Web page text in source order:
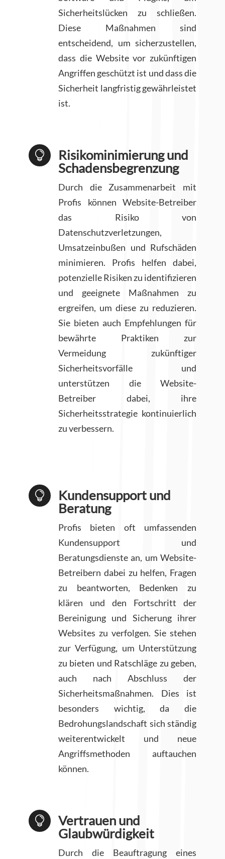
Sicherheitslücken zu schließen.
Diese Maßnahmen sind
entscheidend, um sicherzustellen,
dass die Website vor zukünftigen
Angriffen geschützt ist und dass die
Sicherheit langfristig gewährleistet
ist.

Risikominimierung und
Schadensbegrenzung
Durch die Zusammenarbeit mit
Profis können Website-Betreiber
das Risiko von
Datenschutzverletzungen,
Umsatzeinbußen und Rufschäden
minimieren. Profis helfen dabei,
potenzielle Risiken zu identifizieren
und geeignete Maßnahmen zu
ergreifen, um diese zu reduzieren.
Sie bieten auch Empfehlungen für
bewährte Praktiken zur
Vermeidung zukünftiger
Sicherheitsvorfälle und
unterstützen die Website-
Betreiber dabei, ihre
Sicherheitsstrategie kontinuierlich
zu verbessern.

Kundensupport und
Beratung
Profis bieten oft umfassenden
Kundensupport und
Beratungsdienste an, um Website-
Betreibern dabei zu helfen, Fragen
zu beantworten, Bedenken zu
klären und den Fortschritt der
Bereinigung und Sicherung ihrer
Websites zu verfolgen. Sie stehen
zur Verfügung, um Unterstützung
zu bieten und Ratschläge zu geben,
auch nach Abschluss der
Sicherheitsmaßnahmen. Dies ist
besonders wichtig, da die
Bedrohungslandschaft sich ständig
weiterentwickelt und neue
Angriffsmethoden auftauchen
können.

Vertrauen und
Glaubwürdigkeit
Durch die Beauftragung eines